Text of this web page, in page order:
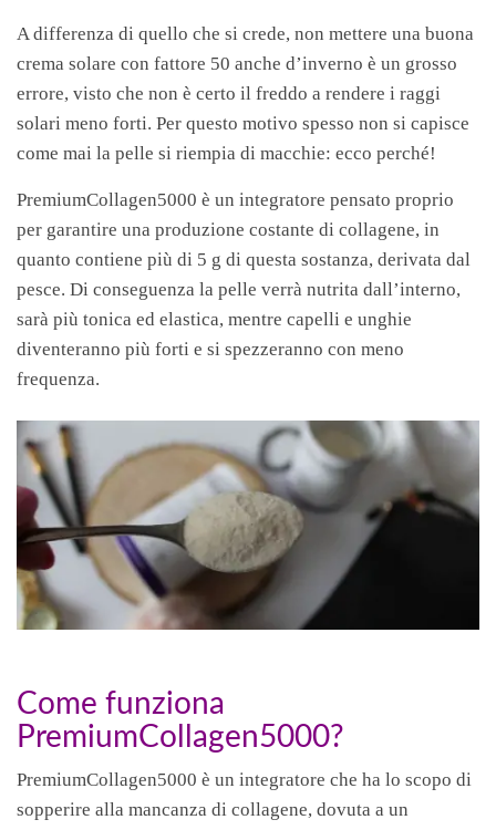
A differenza di quello che si crede, non mettere una buona
crema solare con fattore 50 anche d’inverno è un grosso
errore, visto che non è certo il freddo a rendere i raggi
solari meno forti. Per questo motivo spesso non si capisce
come mai la pelle si riempia di macchie: ecco perché!
PremiumCollagen5000 è un integratore pensato proprio
per garantire una produzione costante di collagene, in
quanto contiene più di 5 g di questa sostanza, derivata dal
pesce. Di conseguenza la pelle verrà nutrita dall’interno,
sarà più tonica ed elastica, mentre capelli e unghie
diventeranno più forti e si spezzeranno con meno
frequenza.
Come funziona
PremiumCollagen5000?
PremiumCollagen5000 è un integratore che ha lo scopo di
sopperire alla mancanza di collagene, dovuta a un